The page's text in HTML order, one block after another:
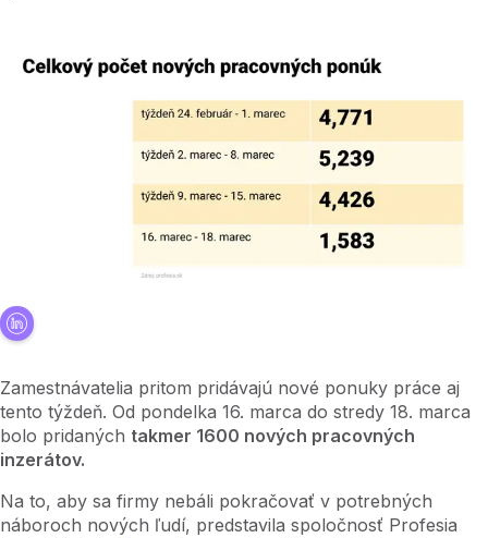
Zamestnávatelia pritom pridávajú nové ponuky práce aj
tento týždeň. Od pondelka 16. marca do stredy 18. marca
bolo pridaných takmer 1600 nových pracovných
inzerátov.
Na to, aby sa firmy nebáli pokračovať v potrebných
náboroch nových ľudí, predstavila spoločnosť Profesia